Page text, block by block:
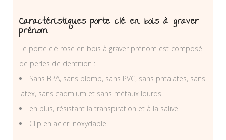
Caractéristiques porte clé en bois à graver
prénom
Le porte clé rose en bois à graver prénom est composé
de perles de dentition :
Sans BPA, sans plomb, sans PVC, sans phtalates, sans
latex, sans cadmium et sans métaux lourds.
en plus, résistant la transpiration et à la salive
Clip en acier inoxydable